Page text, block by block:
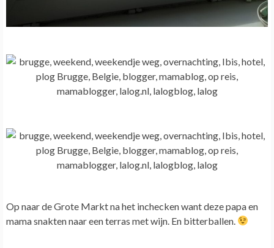
Op naar de Grote Markt na het inchecken want deze papa en
mama snakten naar een terras met wijn. En bitterballen.